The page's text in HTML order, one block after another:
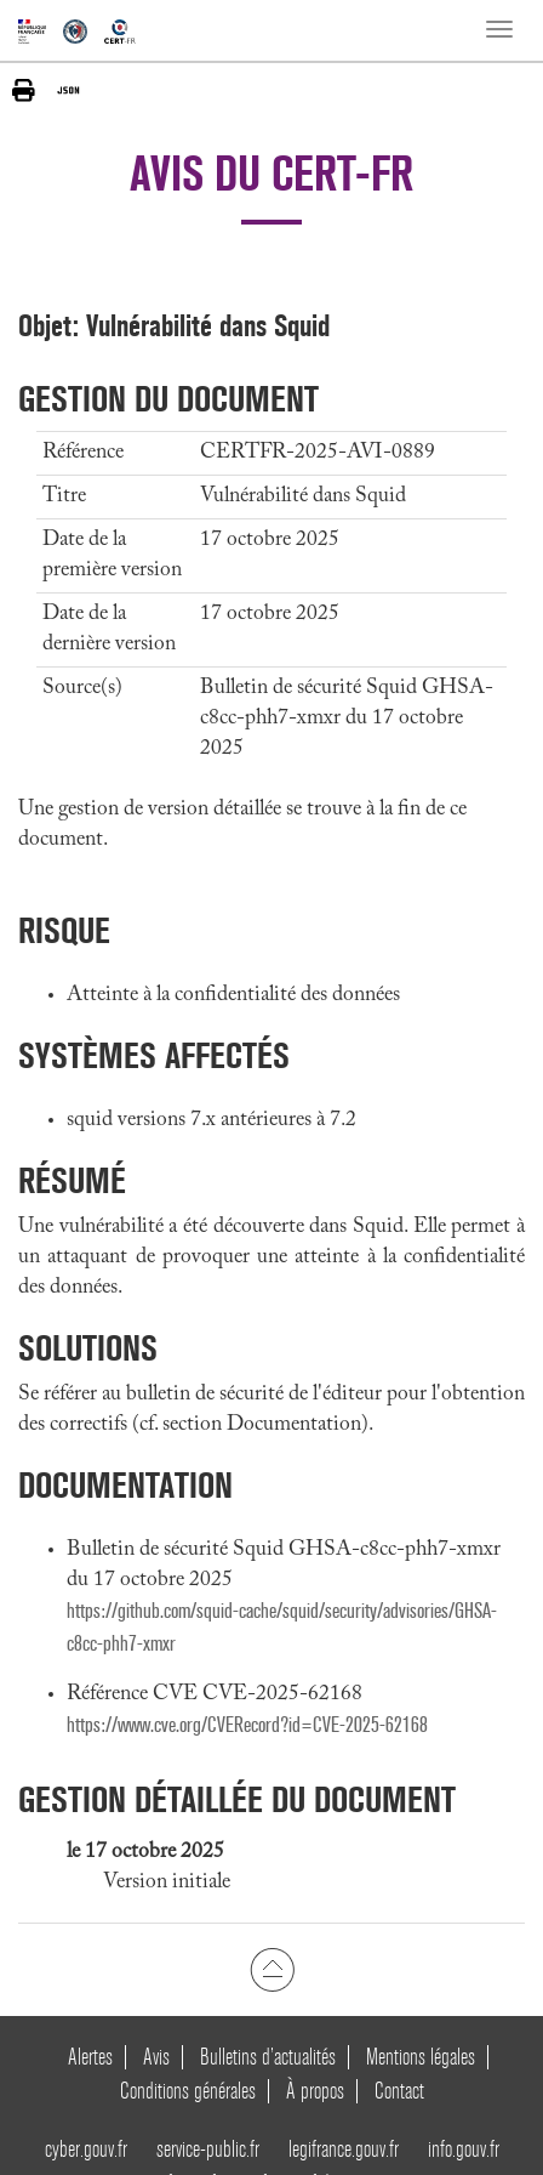
Toggle
AVIS DU CERT-FR
Objet: Vulnérabilité dans Squid
GESTION DU DOCUMENT
Référence
CERTFR-2025-AVI-0889
Titre
Vulnérabilité dans Squid
Date de la
première version
17 octobre 2025
Date de la
dernière version
17 octobre 2025
Source(s)
Bulletin de sécurité Squid GHSA-
c8cc-phh7-xmxr du 17 octobre
2025
Une gestion de version détaillée se trouve à la fin de ce
document.
RISQUE
Atteinte à la confidentialité des données
SYSTÈMES AFFECTÉS
squid versions 7.x antérieures à 7.2
RÉSUMÉ
Une vulnérabilité a été découverte dans Squid. Elle permet à
un attaquant de provoquer une atteinte à la confidentialité
des données.
SOLUTIONS
Se référer au bulletin de sécurité de l'éditeur pour l'obtention
des correctifs (cf. section Documentation).
DOCUMENTATION
Bulletin de sécurité Squid GHSA-c8cc-phh7-xmxr
du 17 octobre 2025
https://github.com/squid-cache/squid/security/advisories/GHSA-
c8cc-phh7-xmxr
Référence CVE CVE-2025-62168
https://www.cve.org/CVERecord?id=CVE-2025-62168
GESTION DÉTAILLÉE DU DOCUMENT
le 17 octobre 2025
Version initiale
Alertes Avis Bulletins d’actualités
Mentions légales
Conditions générales
À propos Contact
cyber.gouv.fr service-public.fr legifrance.gouv.fr
info.gouv.fr